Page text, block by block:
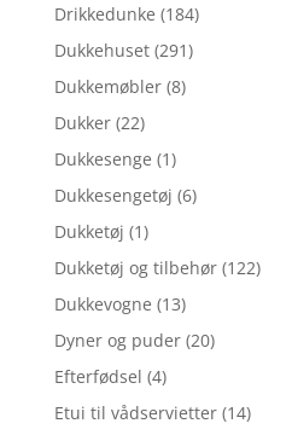
Drikkedunke (184)
Dukkehuset (291)
Dukkemøbler (8)
Dukker (22)
Dukkesenge (1)
Dukkesengetøj (6)
Dukketøj (1)
Dukketøj og tilbehør (122)
Dukkevogne (13)
Dyner og puder (20)
Efterfødsel (4)
Etui til vådservietter (14)